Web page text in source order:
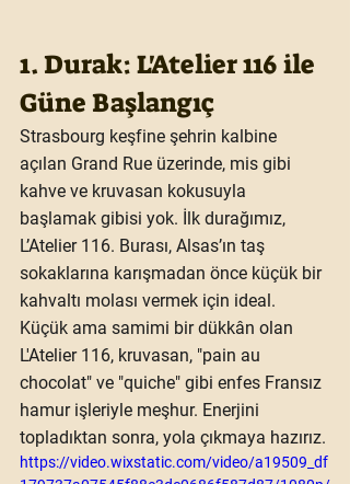
1. Durak: L'Atelier 116 ile
Güne Başlangıç
Strasbourg keşfine şehrin kalbine
açılan Grand Rue üzerinde, mis gibi
kahve ve kruvasan kokusuyla
başlamak gibisi yok. İlk durağımız,
L’Atelier 116. Burası, Alsas’ın taş
sokaklarına karışmadan önce küçük bir
kahvaltı molası vermek için ideal.
Küçük ama samimi bir dükkân olan
L'Atelier 116, kruvasan, "pain au
chocolat" ve "quiche" gibi enfes Fransız
hamur işleriyle meşhur. Enerjini
topladıktan sonra, yola çıkmaya hazırız.
https://video.wixstatic.com/video/a19509_df